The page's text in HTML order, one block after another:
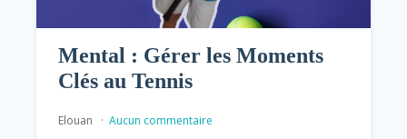
Mental : Gérer les Moments
Clés au Tennis
Elouan Aucun commentaire